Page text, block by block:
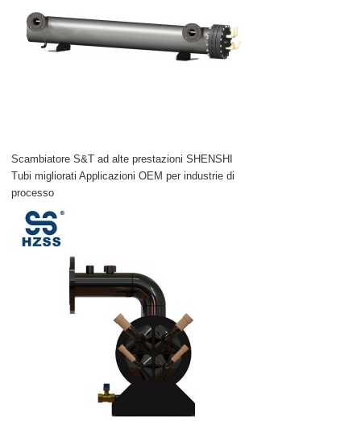
Scambiatore S&T ad alte prestazioni SHENSHI
Tubi migliorati Applicazioni OEM per industrie di
processo